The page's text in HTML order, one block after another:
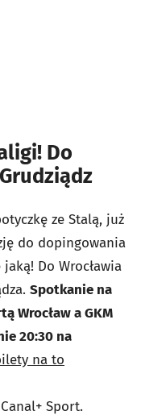
Do
ze Stalą, już
do dopingowania
Do Wrocławia
Spotkanie na
Wrocław a GKM
20:30 na
na to
Sport.